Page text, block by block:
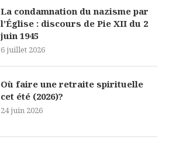
La condamnation du nazisme par
l’Église : discours de Pie XII du 2
juin 1945
6 juillet 2026
Où faire une retraite spirituelle
cet été (2026)?
24 juin 2026